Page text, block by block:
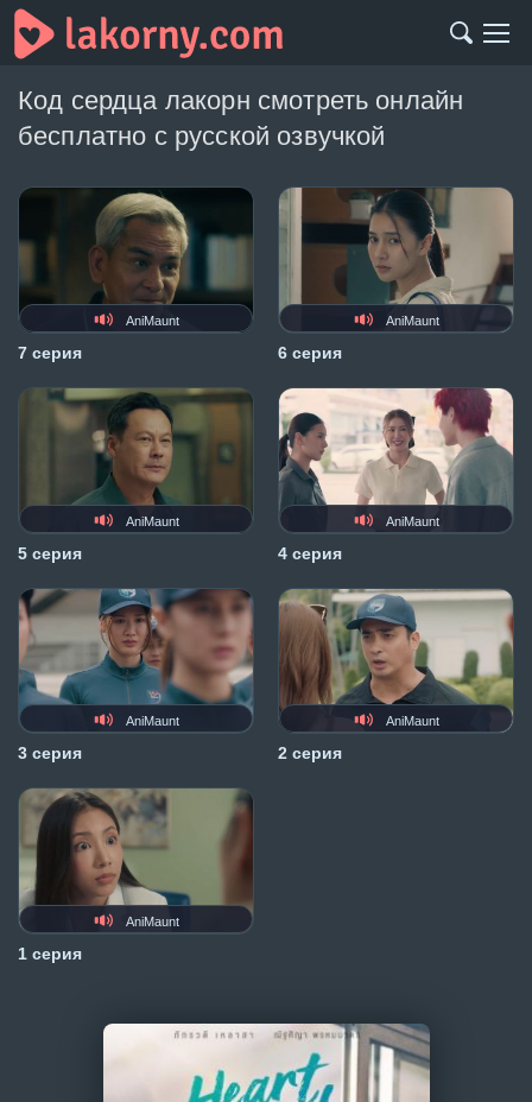
Код сердца лакорн смотреть онлайн
бесплатно с русской озвучкой
AniMaunt
7 серия
AniMaunt
6 серия
AniMaunt
5 серия
AniMaunt
4 серия
AniMaunt
3 серия
AniMaunt
2 серия
AniMaunt
1 серия